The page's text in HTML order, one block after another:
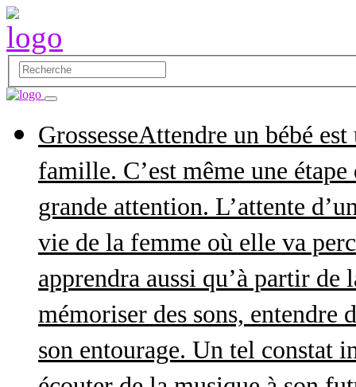
GrossesseAttendre un bébé
famille. C’est même une
grande attention. L’attente
vie de la femme où elle va
apprendra aussi qu’à partir
mémoriser des sons, entendre
son entourage. Un tel constat